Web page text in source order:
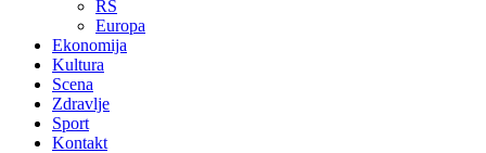
RS
Europa
Ekonomija
Kultura
Scena
Zdravlje
Sport
Kontakt